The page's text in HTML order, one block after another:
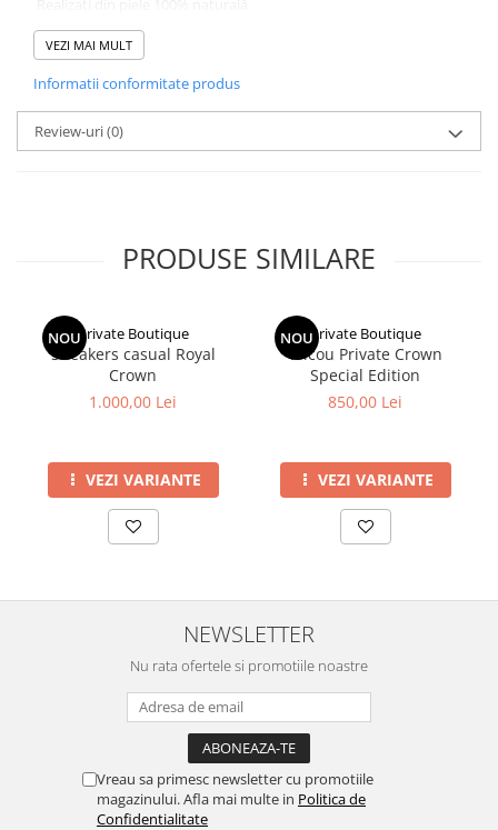
Design slip-on pentru încălțare rapidă și comodă
Interior confortabil, potrivit pentru purtare îndelungată
Stil versatil – ideal pentru ținute casual și smart casual
Disponibili în mai multe culori
VEZI MAI MULT
Informatii conformitate produs
Review-uri(0)
PRODUSE SIMILARE
NOUPrivate Boutique
Sneakers casual Royal
Crown
1.000,00 Lei
VEZI VARIANTE
NOUPrivate Boutique
Tricou Private Crown
Special Edition
850,00 Lei
VEZI VARIANTE
NEWSLETTER
Nu rata ofertele si promotiile noastre
Vreau sa primesc newsletter cu promotiile
magazinului. Afla mai multe in Politica de
Confidentialitate